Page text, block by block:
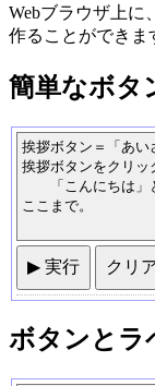
Webブラウザ上に
作ることができま
簡単なボタ
▶ 実行 クリ
ボタンとラ